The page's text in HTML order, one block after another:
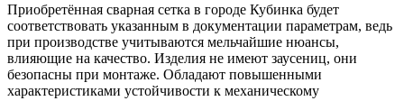
Приобретённая сварная сетка в городе Кубинка будет
соответствовать указанным в документации параметрам, ведь
при производстве учитываются мельчайшие нюансы,
влияющие на качество. Изделия не имеют заусениц, они
безопасны при монтаже. Обладают повышенными
характеристиками устойчивости к механическому